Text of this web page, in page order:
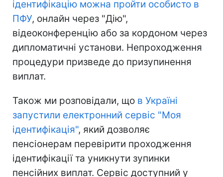
ідентифікацію можна пройти особисто в
ПФУ, онлайн через "Дію",
відеоконференцію або за кордоном через
дипломатичні установи. Непроходження
процедури призведе до призупинення
виплат.
Також ми розповідали, що в Україні
запустили електронний сервіс "Моя
ідентифікація", який дозволяє
пенсіонерам перевірити проходження
ідентифікації та уникнути зупинки
пенсійних виплат. Сервіс доступний у